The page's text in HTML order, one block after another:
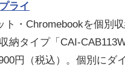
ライ
・Chromebookを個別
納タイプ「CAI-
円（税込）。個別にダ